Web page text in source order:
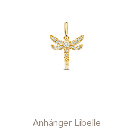
Anhänger Libelle